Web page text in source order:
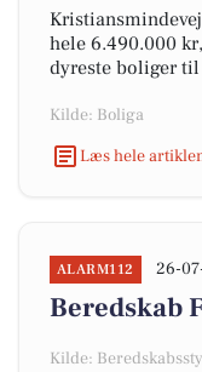
hele 6.490.000
dyreste boliger
Kilde: Boliga
Læs hele
ALARM112 26-
Beredskab
Kilde: